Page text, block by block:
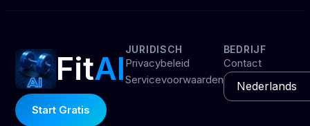
FitAI
Start Gratis
JURIDISCH
Privacybeleid
Servicevoorwaarden
BEDRIJF
Contact